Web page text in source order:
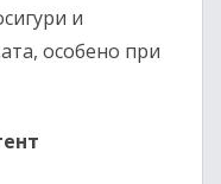
и
особено при